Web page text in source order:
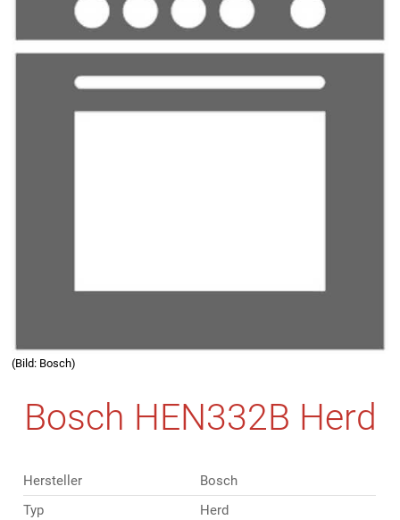
Sonderzeichen)
(Bild: Bosch)
Bosch HEN332B Herd
Hersteller
Bosch
Typ
Herd